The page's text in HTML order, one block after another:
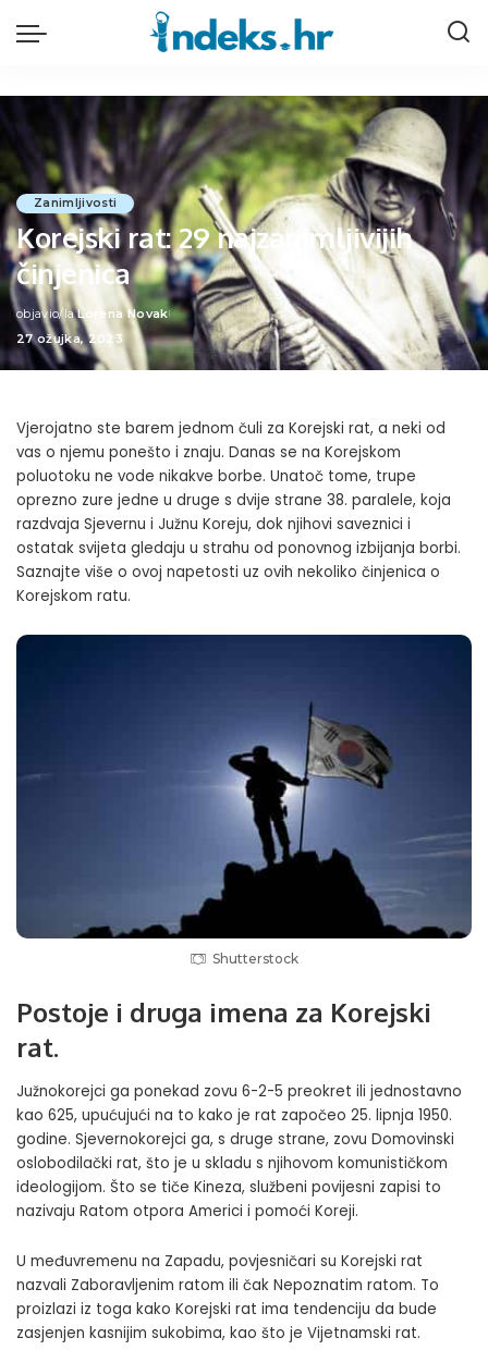
Zanimljivosti
Korejski rat: 29 najzanimljivijih
činjenica
Posted
by
objavio/la Lorena Novak
27 ožujka, 2023
Vjerojatno ste barem jednom čuli za Korejski rat, a neki od
vas o njemu ponešto i znaju. Danas se na Korejskom
poluotoku ne vode nikakve borbe. Unatoč tome, trupe
oprezno zure jedne u druge s dvije strane 38. paralele, koja
razdvaja Sjevernu i Južnu Koreju, dok njihovi saveznici i
ostatak svijeta gledaju u strahu od ponovnog izbijanja borbi.
Saznajte više o ovoj napetosti uz ovih nekoliko činjenica o
Korejskom ratu.
Shutterstock
Postoje i druga imena za Korejski
rat.
Južnokorejci ga ponekad zovu 6-2-5 preokret ili jednostavno
kao 625, upućujući na to kako je rat započeo 25. lipnja 1950.
godine. Sjevernokorejci ga, s druge strane, zovu Domovinski
oslobodilački rat, što je u skladu s njihovom komunističkom
ideologijom. Što se tiče Kineza, službeni povijesni zapisi to
nazivaju Ratom otpora Americi i pomoći Koreji.
U međuvremenu na Zapadu, povjesničari su Korejski rat
nazvali Zaboravljenim ratom ili čak Nepoznatim ratom. To
proizlazi iz toga kako Korejski rat ima tendenciju da bude
zasjenjen kasnijim sukobima, kao što je Vijetnamski rat.